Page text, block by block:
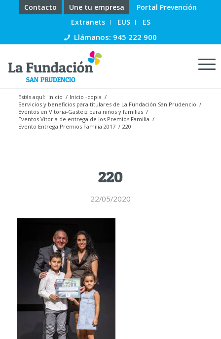
Contacto Une tu empresa
Portal Prevención
Extranets
EUS ES
Llámanos: 945 222 900
Estás aquí: Inicio / Inicio -copia /
Servicios y beneficios para titulares de La Fundación San Prudencio /
Eventos en Vitoria-Gasteiz para niños y familias /
Eventos Vitoria de entrega de los Premios Familia /
Evento Entrega Premios Familia 2017 / 220
220
22/05/2020